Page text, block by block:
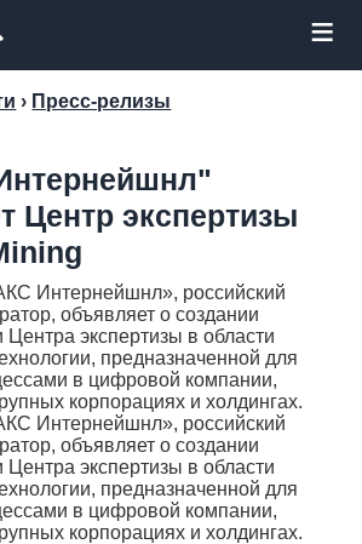
≡
› Пресс-релизы
Центр экспертизы
Интернейшнл», российский
объявляет о создании
Центра экспертизы в области
предназначенной для
в цифровой компании,
корпорациях и холдингах.
Интернейшнл», российский
объявляет о создании
Центра экспертизы в области
предназначенной для
в цифровой компании,
корпорациях и холдингах.